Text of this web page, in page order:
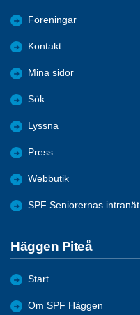
Föreningar
Kontakt
Mina sidor
Sök
Lyssna
Press
Webbutik
SPF Seniorernas intranät
Häggen Piteå
Start
Om SPF Häggen